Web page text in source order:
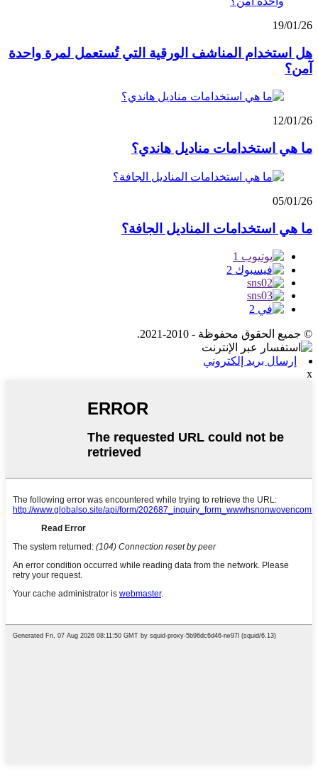
19/01/26
هل استخدام المناشف الورقية التي تُستعمل لمرة واحدة
آمن؟
12/01/26
ما هي استخدامات مناديل هاندي؟
05/01/26
ما هي استخدامات المناديل الجافة؟
© جميع الحقوق محفوظة - 2010-2021.
إرسال بريد إلكتروني
x